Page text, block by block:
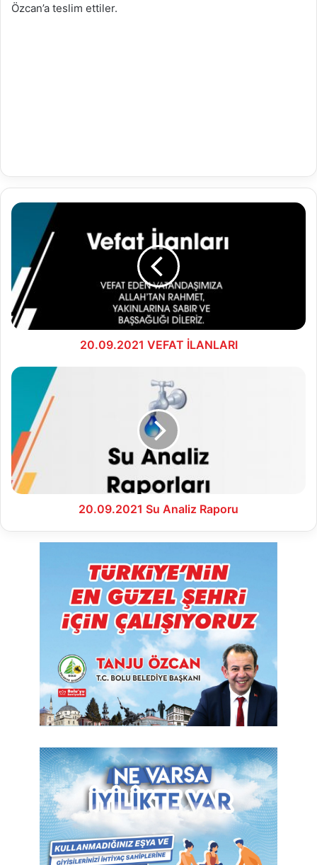
Özcan’a teslim ettiler.
20.09.2021
İLANLARI
20.09.2021 VEFAT İLANLARI
20.09.2021
Raporu
20.09.2021 Su Analiz Raporu